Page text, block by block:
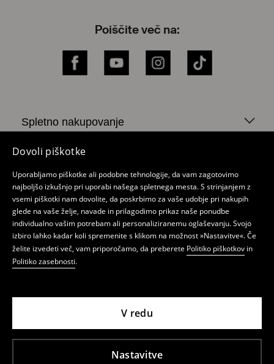
Dovoli piškotke
Uporabljamo piškotke ali podobne tehnologije, da vam zagotovimo
najboljšo izkušnjo pri uporabi našega spletnega mesta. S strinjanjem z
vsemi piškotki nam dovolite, da poskrbimo za vaše udobje pri nakupih
glede na vaše želje, navade in prilagodimo prikaz naše ponudbe
individualno vašim potrebam ali personaliziranemu oglaševanju. Svojo
izbiro lahko kadar koli spremenite s klikom na možnost »Nastavitve«. Če
želite izvedeti več, vam priporočamo, da preberete Politiko piškotkov in
Politiko zasebnosti.
Nastavitve
V redu
Poiščite več na:
Facebook YouTube Instagram TikTok
Spletno nakupovanje
Politika zasebnosti
Moj račun
O Mohito
Lokacije trgovin
Novice
LPP Fashion d.o.o., Verovškova ulica 55a, 1000
Ljubljana, Slovenija, osnovni kapital v višini
podjetja 8192286000, davčna številka
Si76448487, registrirani pri sodnem registru